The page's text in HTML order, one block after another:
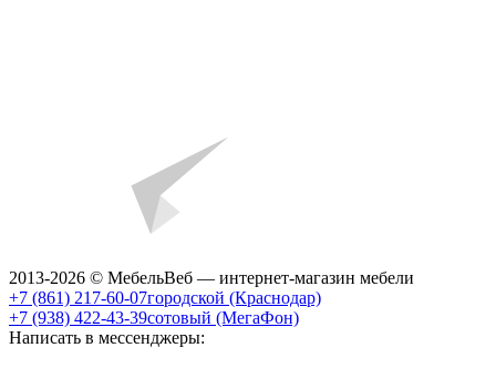
2013-2026 © МебельВеб — интернет-магазин мебели
+7 (861) 217-60-07городской (Краснодар)
+7 (938) 422-43-39сотовый (МегаФон)
Написать в мессенджеры: